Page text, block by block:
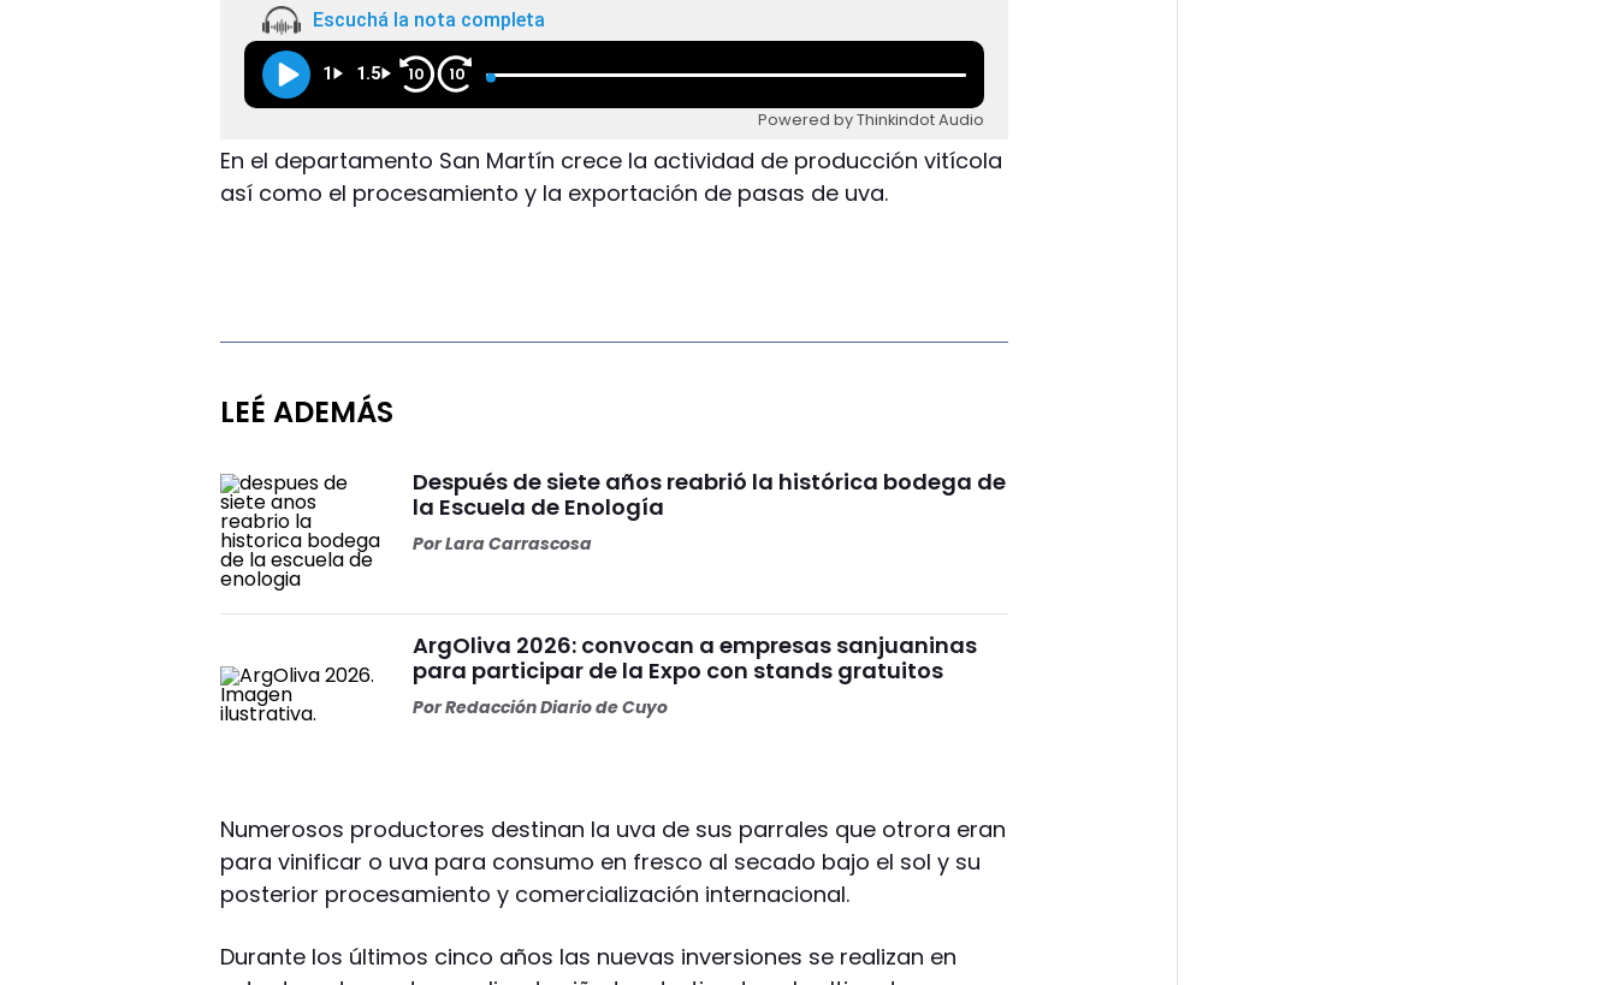
Escuchá la nota completa
1 1.5 10 10
Powered by Thinkindot Audio
En el departamento San Martín crece la actividad de producción vitícola
así como el procesamiento y la exportación de pasas de uva.
LEÉ ADEMÁS
Después de siete años reabrió la histórica bodega de
la Escuela de Enología
PorLara Carrascosa
ArgOliva 2026: convocan a empresas sanjuaninas
para participar de la Expo con stands gratuitos
PorRedacción Diario de Cuyo
Numerosos productores destinan la uva de sus parrales que otrora eran
para vinificar o uva para consumo en fresco al secado bajo el sol y su
posterior procesamiento y comercialización internacional.
Durante los últimos cinco años las nuevas inversiones se realizan en